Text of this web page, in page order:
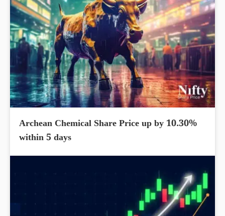
Archean Chemical Share Price up by 10.30%
within 5 days